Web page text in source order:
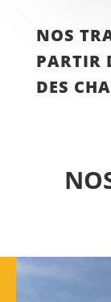
NOS
PARTIR
DES